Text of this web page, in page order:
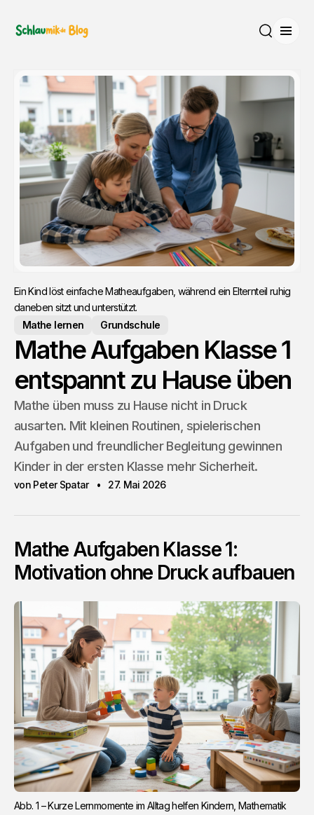
Ein Kind löst einfache Matheaufgaben, während ein Elternteil ruhig
daneben sitzt und unterstützt.
Mathe lernen
Grundschule
Mathe Aufgaben Klasse 1
entspannt zu Hause üben
Mathe üben muss zu Hause nicht in Druck
ausarten. Mit kleinen Routinen, spielerischen
Aufgaben und freundlicher Begleitung gewinnen
Kinder in der ersten Klasse mehr Sicherheit.
von Peter Spatar 27. Mai 2026
Mathe Aufgaben Klasse 1:
Motivation ohne Druck aufbauen
Abb. 1 – Kurze Lernmomente im Alltag helfen Kindern, Mathematik